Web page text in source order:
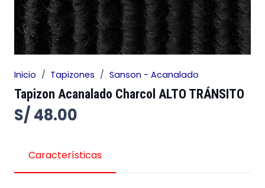
Inicio / Tapizones / Sanson - Acanalado
Tapizon Acanalado Charcol ALTO TRÁNSITO
S/48.00
Características